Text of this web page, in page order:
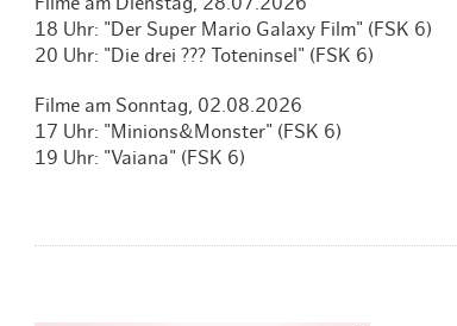
18 Uhr: "Der Super Mario Galaxy Film" (FSK 6)
20 Uhr: "Die drei ??? Toteninsel" (FSK 6)
Filme am Sonntag, 02.08.2026
17 Uhr: "Minions&Monster" (FSK 6)
19 Uhr: "Vaiana" (FSK 6)